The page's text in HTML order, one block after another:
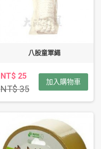
八股童軍繩
NT$ 25
NT$ 35
加入購物車